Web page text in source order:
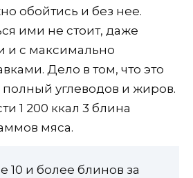
обойтись и без нее.
ими не стоит, даже
и с максимально
Дело в том, что это
полный углеводов и жиров.
1 200 ккал 3 блина
мяса.
10 и более блинов за